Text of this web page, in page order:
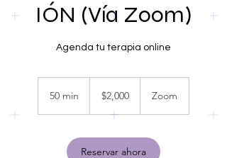
IÓN (Vía Zoom)
Agenda tu terapia online
50 min
m
mexicanos
$2,000 Zoom
Reservar ahora